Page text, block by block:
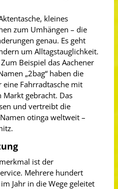
kleines
zum Umhängen – die
genau. Es geht
um Alltagstauglichkeit.
Beispiel das Aachener
„2bag“ haben die
eine Fahrradtasche mit
Markt gebracht. Das
und vertreibt die
otinga weltweit –
ist der
Mehrere hundert
Jahr in die Wege geleitet